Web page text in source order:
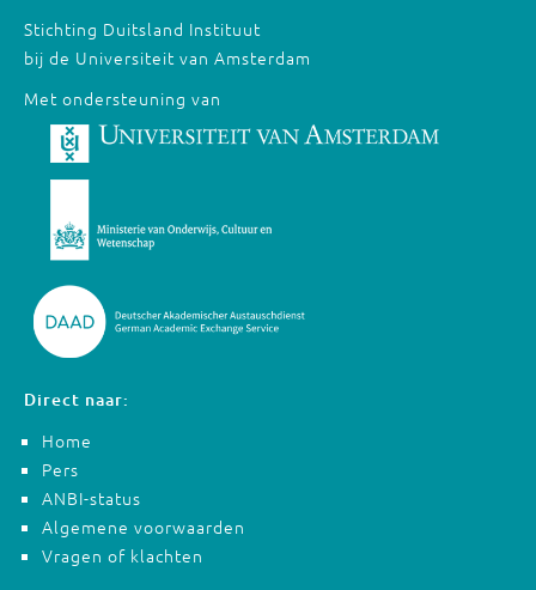
Stichting Duitsland Instituut
bij de Universiteit van Amsterdam
Met ondersteuning van
Direct naar:
Home
Pers
ANBI-status
Algemene voorwaarden
Vragen of klachten